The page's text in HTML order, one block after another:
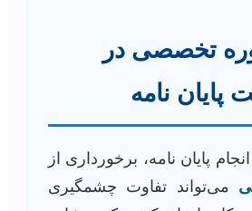
تخصصی در
پایان نامه
پایان نامه، برخورداری از
می‌تواند تفاوت چشمگیری